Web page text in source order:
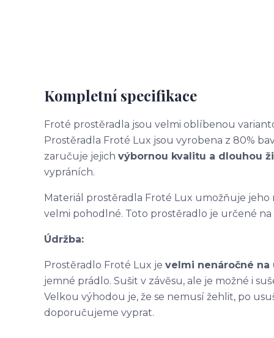
Kompletní specifikace
Froté prostěradla jsou velmi oblíbenou
Prostěradla Froté Lux jsou vyrobena z 80%
zaručuje jejich výbornou kvalitu a dlouhou
vypráních.
Materiál prostěradla Froté Lux umožňuje jeho
velmi pohodlné. Toto prostěradlo je určené na
Údržba:
Prostěradlo Froté Lux je velmi nenáročné na
jemné prádlo. Sušit v závěsu, ale je možné i
Velkou výhodou je, že se nemusí žehlit, po
doporučujeme vyprat.